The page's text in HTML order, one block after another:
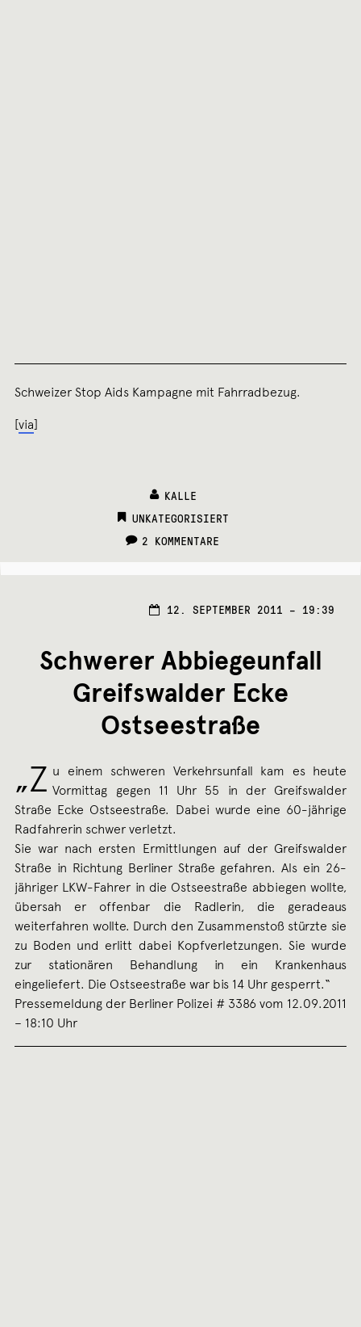
Schweizer Stop Aids Kampagne mit Fahrradbezug.
[via]
KALLE
CATEGORIES:
UNKATEGORISIERT
2 KOMMENTARE
12. SEPTEMBER 2011 – 19:39
Schwerer Abbiegeunfall
Greifswalder Ecke
Ostseestraße
„Z u einem schweren Verkehrsunfall kam es heute
Vormittag gegen 11 Uhr 55 in der Greifswalder
Straße Ecke Ostseestraße. Dabei wurde eine 60-jährige
Radfahrerin schwer verletzt.
Sie war nach ersten Ermittlungen auf der Greifswalder
Straße in Richtung Berliner Straße gefahren. Als ein 26-
jähriger LKW-Fahrer in die Ostseestraße abbiegen wollte,
übersah er offenbar die Radlerin, die geradeaus
weiterfahren wollte. Durch den Zusammenstoß stürzte sie
zu Boden und erlitt dabei Kopfverletzungen. Sie wurde
zur stationären Behandlung in ein Krankenhaus
eingeliefert. Die Ostseestraße war bis 14 Uhr gesperrt.“
Pressemeldung der Berliner Polizei # 3386 vom 12.09.2011
– 18:10 Uhr